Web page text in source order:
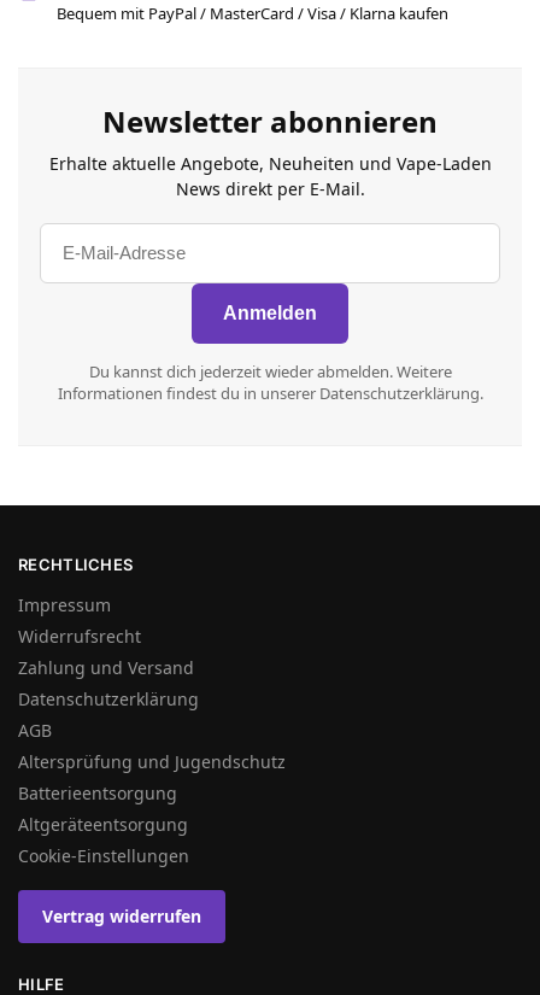
Bequem mit PayPal / MasterCard / Visa / Klarna kaufen
Newsletter abonnieren
Erhalte aktuelle Angebote, Neuheiten und Vape-Laden
News direkt per E-Mail.
Du kannst dich jederzeit wieder abmelden. Weitere
Informationen findest du in unserer Datenschutzerklärung.
RECHTLICHES
Impressum
Widerrufsrecht
Zahlung und Versand
Datenschutzerklärung
AGB
Altersprüfung und Jugendschutz
Batterieentsorgung
Altgeräteentsorgung
Cookie-Einstellungen
Vertrag widerrufen
HILFE